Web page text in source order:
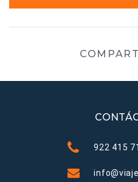
922 415